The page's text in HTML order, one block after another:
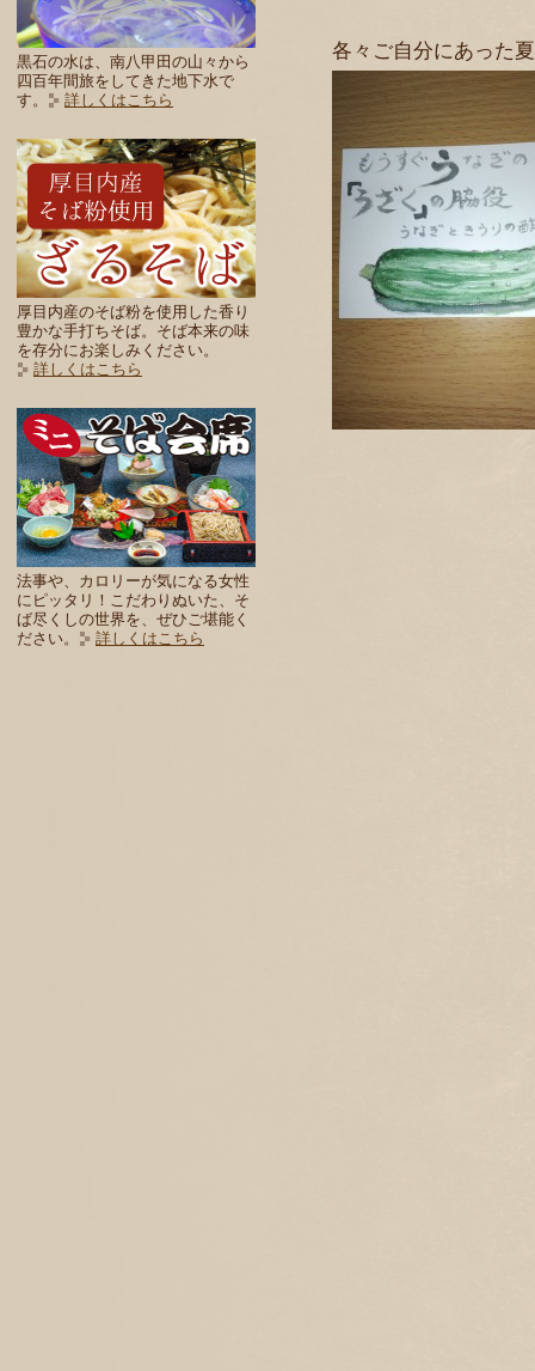
黒石の水は、南八甲田の山々から
四百年間旅をしてきた地下水で
す。
詳しくはこちら
厚目内産のそば粉を使用した香り
豊かな手打ちそば。そば本来の味
を存分にお楽しみください。
詳しくはこちら
法事や、カロリーが気になる女性
にピッタリ！こだわりぬいた、そ
ば尽くしの世界を、ぜひご堪能く
ださい。
詳しくはこちら
各々ご自分にあった